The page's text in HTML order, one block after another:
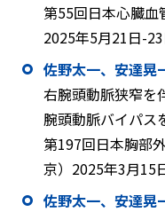
第55回日本心臓血
2025年5月21日-
佐野太一、安達晃
右腕頭動脈狭窄を
腕頭動脈バイパス
第197回日本胸部
京）2025年3月15
佐野太一、安達晃